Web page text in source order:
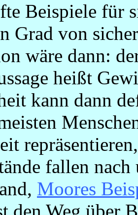
Beispiele für
Grad von
wäre dann:
heißt
kann dann
fallen
Moores